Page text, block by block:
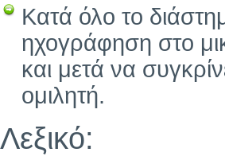
Κατά όλο το
ηχογράφηση στο
και μετά να
ομιλητή.
Λεξικό: